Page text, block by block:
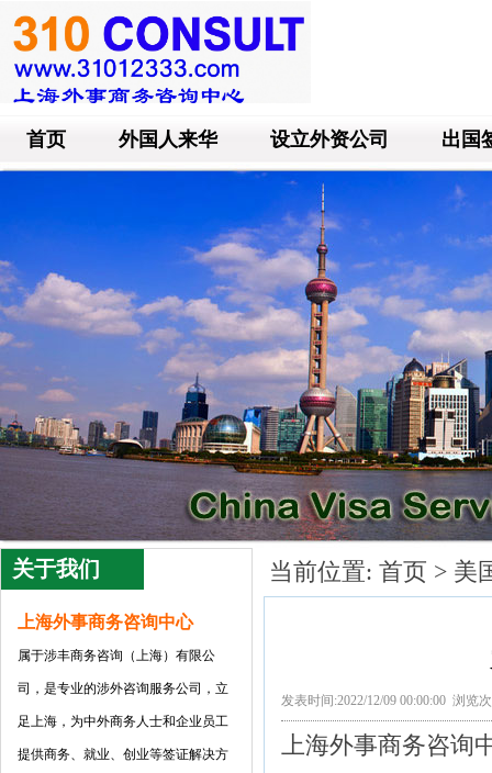
首页 外国人来华 设立外资公司 出国
关于我们
上海外事商务咨询中心
属于涉丰商务咨询（上海）有限公
司 ，是专业的涉外咨询服务公司，立
足上海，为中外商务人士和企业员工
提供商务、就业、创业等签证解决方
当前位置: 首页 > 美
发表时间:2022/12/09 00:00:00 浏览
上海外事商务咨询